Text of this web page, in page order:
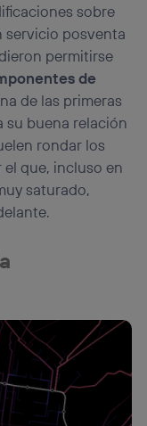
sobre
servicio posventa
permitirse
de
de las primeras
su buena relación
rondar los
que, incluso en
saturado,